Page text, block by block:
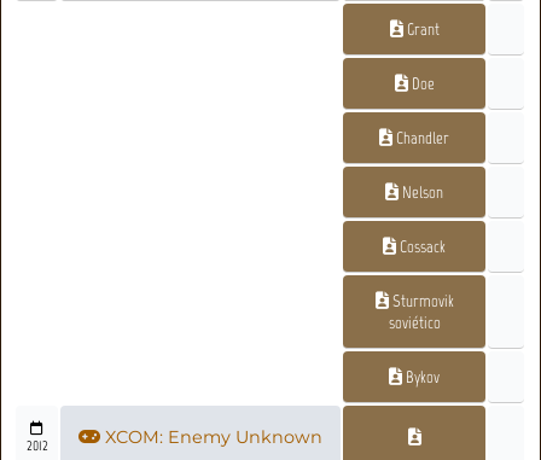
Grant
Doe
Chandler
Nelson
Cossack
Sturmovik
soviético
Bykov
2012 XCOM: Enemy Unknown